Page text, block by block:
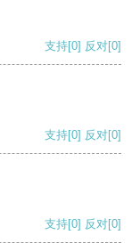
支持[0] 反对[0]
支持[0] 反对[0]
支持[0] 反对[0]